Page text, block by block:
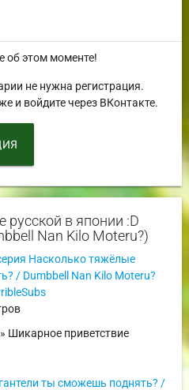
об этом моменте!
не нужна регистрация.
и войдите через ВКонтакте.
русской в японии :D
Nan Kilo Moteru?)
Насколько тяжёлые
/ Dumbbell Nan Kilo Moteru?
Шикарное приветствие
ты сможешь поднять? /